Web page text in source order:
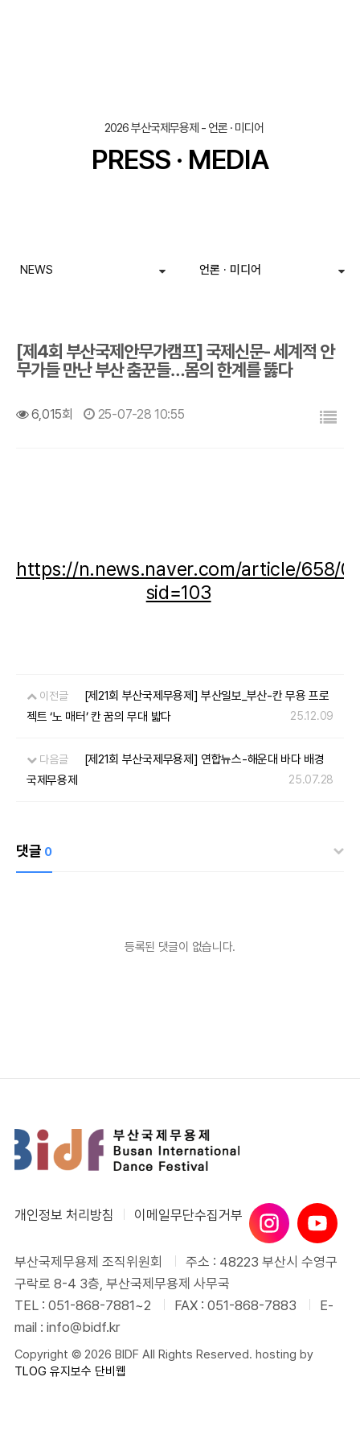
2026 부산국제무용제 - 언론 · 미디어
PRESS · MEDIA
NEWS 언론 · 미디어
[제4회 부산국제안무가캠프] 국제신문- 세계적 안
무가들 만난 부산 춤꾼들…몸의 한계를 뚫다
6,015회 25-07-28 10:55
https://n.news.naver.com/article/658/
sid=103
이전글
[제21회 부산국제무용제] 부산일보_부산-칸 무용 프로
젝트 ‘노 매터’ 칸 꿈의 무대 밟다
25.12.09
다음글
[제21회 부산국제무용제] 연합뉴스-해운대 바다 배경
국제무용제
25.07.28
댓글 0
등록된 댓글이 없습니다.
개인정보 처리방침 이메일무단수집거부
부산국제무용제 조직위원회
주소 : 48223 부산시 수영구
구락로 8-4 3층, 부산국제무용제 사무국
TEL : 051-868-7881~2
FAX : 051-868-7883
E-
mail : info@bidf.kr
Copyright © 2026 BIDF All Rights Reserved. hosting by
TLOG 유지보수 단비웹